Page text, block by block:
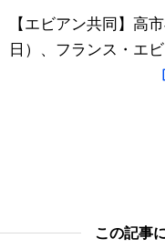
文化
動画/Live
スポーツ・東京2020
【エビアン共同】高
日）、フランス・エ
この記事